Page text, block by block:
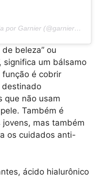
Uma postagem compartilhada por Garnier (@garnier_bg)
beleza” ou
significa um bálsamo
função é cobrir
destinado
que não usam
Também é
mas também
os cuidados anti-
ácido hialurônico